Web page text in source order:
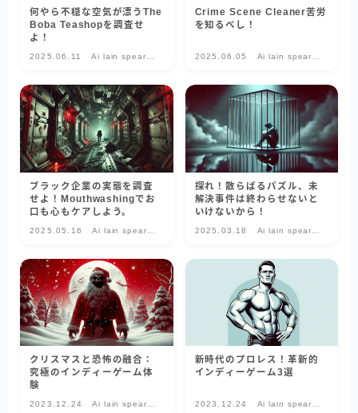
何やら不穏な空気が漂うThe
Boba Teashopを調査せ
よ！
2025.06.11
Ai lain spear
話題のゲーム-
Crime Scene Cleaner苦労
を知るべし！
2025.06.05
Ai lain spear
話題のゲーム-
ブラック企業の実態を調査
せよ！Mouthwashingでお
口も心もケアしよう。
2025.05.16
Ai lain spear
話題のゲーム-
探れ！散らばるパズル、未
解決事件は終わらせないと
いけないから！
2025.03.18
Ai lain spear
話題のゲーム-
クリスマスと恐怖の融合：
究極のインディーゲーム体
験
2023.12.24
Ai lain spear
新時代のプロレス！革新的
インディーゲーム3選
2023.12.24
Ai lain spear